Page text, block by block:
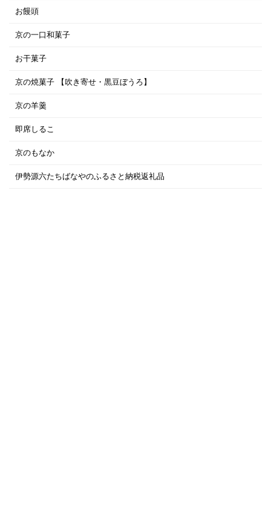
お饅頭
京の一口和菓子
お干菓子
京の焼菓子 【吹き寄せ・黒豆ぼうろ】
京の羊羹
即席しるこ
京のもなか
伊勢源六たちばなやのふるさと納税返礼品